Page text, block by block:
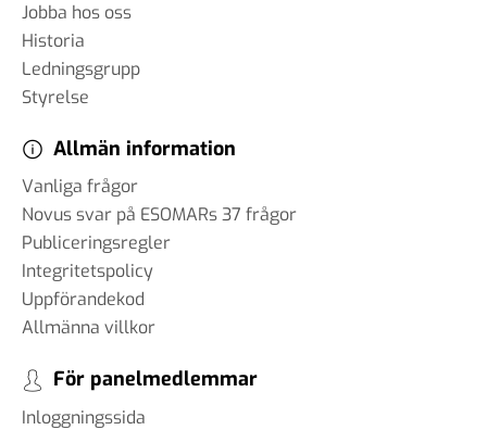
Jobba hos oss
Historia
Ledningsgrupp
Styrelse
Allmän information
Vanliga frågor
Novus svar på ESOMARs 37 frågor
Publiceringsregler
Integritetspolicy
Uppförandekod
Allmänna villkor
För panelmedlemmar
Inloggningssida